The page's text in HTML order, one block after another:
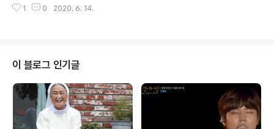
네 힘없이 다가와 내 손을 잡을 때 뺨위로 흐르는 눈물 가슴
생이여 집 떠나와 열차 타고 훈련소로 가는 날 부모님께 큰
오 그대들과 즐거웠던 날들을 잊지 않게 열차시간 다가올
때 두 손 잡던 뜨거움 기적소리 멀어지면 작아지는 모습들
이제 다시 시작이다 젊은 날의 꿈이여 짧게 잘린 내 머리가
처음에는 우습다가 거울 속에 비친 내 모습이 굳어진다 마
음까지 뒷동산에 올라서면 우리 마을 보일런지 나팔소리
고요하게 밤하늘에 퍼지면 이등병의..
1 0 2020. 6. 14.
이 블로그 인기글